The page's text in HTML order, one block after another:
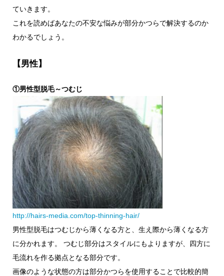
ていきます。
これを読めばあなたの不安な悩みが部分かつらで解決するのか
わかるでしょう。
【男性】
①男性型脱毛～つむじ
http://hairs-media.com/top-thinning-hair/
男性型脱毛はつむじから薄くなる方と、生え際から薄くなる方
に分かれます。 つむじ部分はスタイルにもよりますが、四方に
毛流れを作る拠点となる部分です。
画像のような状態の方は部分かつらを使用することで比較的簡